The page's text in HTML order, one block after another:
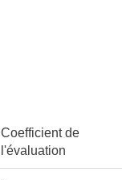
Coefficient de
l'évaluation